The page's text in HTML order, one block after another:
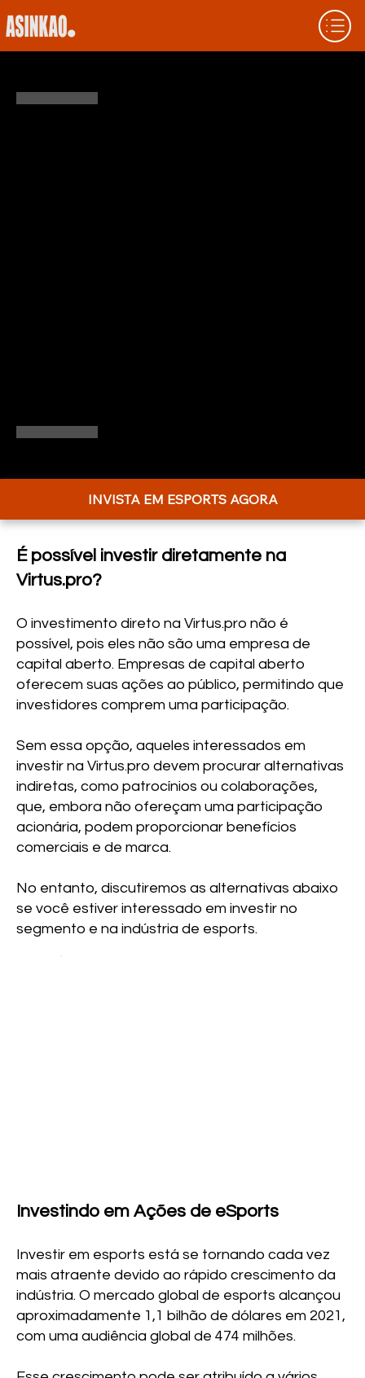
É possível investir diretamente na
Virtus.pro?
O investimento direto na Virtus.pro não é
possível, pois eles não são uma empresa de
capital aberto. Empresas de capital aberto
oferecem suas ações ao público, permitindo que
investidores comprem uma participação.
Sem essa opção, aqueles interessados em
investir na Virtus.pro devem procurar alternativas
indiretas, como patrocínios ou colaborações,
que, embora não ofereçam uma participação
acionária, podem proporcionar benefícios
comerciais e de marca.
No entanto, discutiremos as alternativas abaixo
se você estiver interessado em investir no
segmento e na indústria de esports.
Investindo em Ações de eSports
Investir em esports está se tornando cada vez
mais atraente devido ao rápido crescimento da
indústria. O mercado global de esports alcançou
aproximadamente 1,1 bilhão de dólares em 2021,
com uma audiência global de 474 milhões.
INVISTA EM ESPORTS AGORA